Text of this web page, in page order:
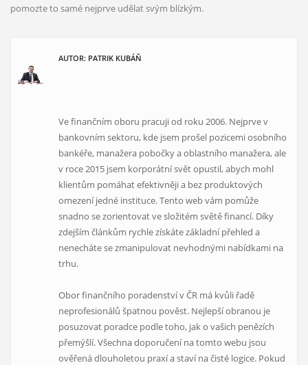
pomozte to samé nejprve udělat svým blízkým.
AUTOR: PATRIK KUBÁŇ
Ve finančním oboru pracuji od roku 2006. Nejprve v
bankovním sektoru, kde jsem prošel pozicemi osobního
bankéře, manažera pobočky a oblastního manažera, ale
v roce 2015 jsem korporátní svět opustil, abych mohl
klientům pomáhat efektivněji a bez produktových
omezení jedné instituce. Tento web vám pomůže
snadno se zorientovat ve složitém světě financí. Díky
zdejším článkům rychle získáte základní přehled a
nenecháte se zmanipulovat nevhodnými nabídkami na
trhu.
Obor finančního poradenství v ČR má kvůli řadě
neprofesionálů špatnou pověst. Nejlepší obranou je
posuzovat poradce podle toho, jak o vašich penězích
přemýšlí. Všechna doporučení na tomto webu jsou
ověřená dlouholetou praxí a staví na čisté logice. Pokud